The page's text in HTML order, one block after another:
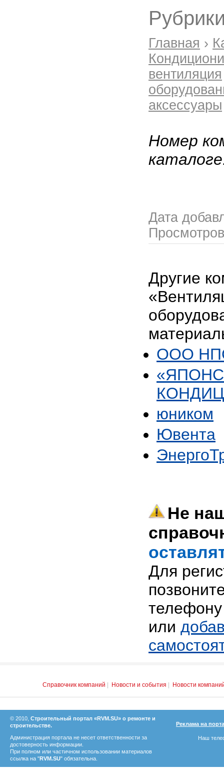
Главная ›
вентиляция
аксессуары
Номер
Дата
Другие
ООО
юником
Ювента
Не
Для
или
Справочник компаний Новости и события Новости
© 2010, Строительный портал «RVM.SU» о ремонте и
строительстве.
Администрация портала не несет ответственности за
достоверность информации.
При полном или частичном использовании материалов
ссылка на "RVM.SU" обязательна.
Реклама на
Наш